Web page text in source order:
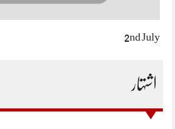
2nd July
اشتہار